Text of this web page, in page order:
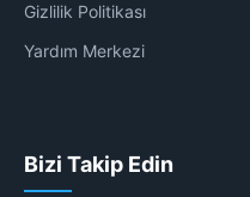
Gizlilik Politikası
Yardım Merkezi
Bizi Takip Edin